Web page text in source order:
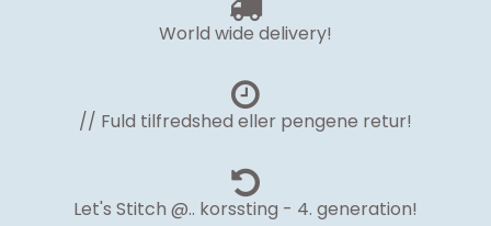
World wide delivery!
// Fuld tilfredshed eller pengene retur!
Let's Stitch @.. korssting - 4. generation!